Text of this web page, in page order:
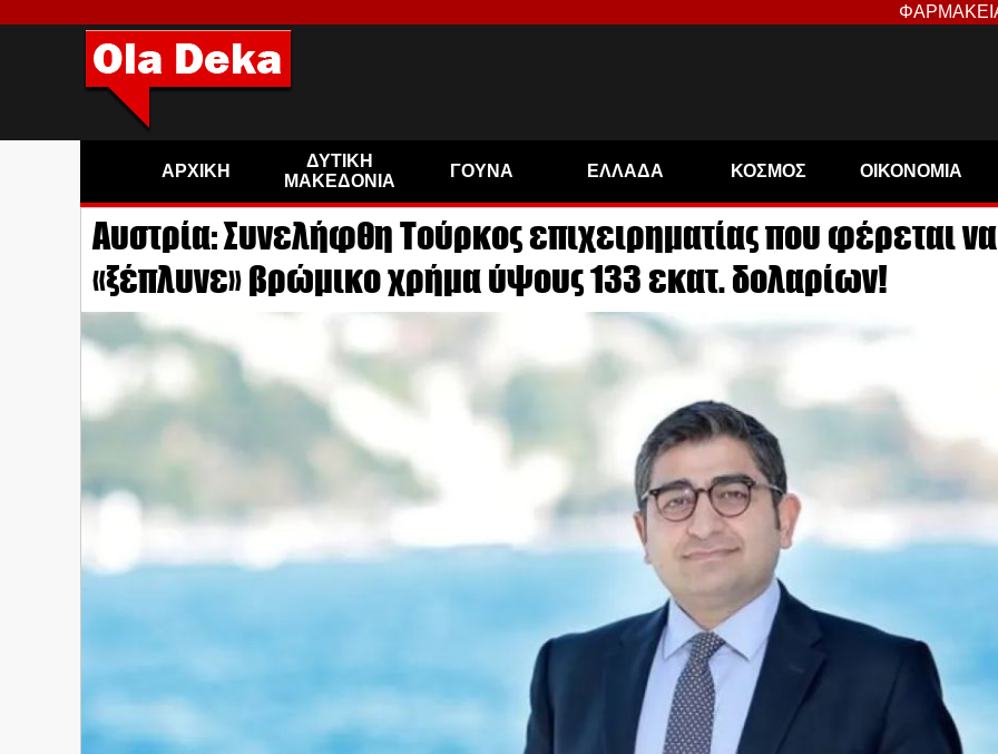
ΑΡΧΙΚΗ
ΔΥΤΙΚΗ
ΜΑΚΕΔΟΝΙΑ
ΓΟΥΝΑ ΕΛΛΑΔΑ ΚΟΣΜΟΣ ΟΙΚΟΝΟΜΙΑ
Αυστρία: Συνελήφθη Τούρκος επιχειρηματίας που φέρεται να
«ξέπλυνε» βρώμικο χρήμα ύψους 133 εκατ. δολαρίων!